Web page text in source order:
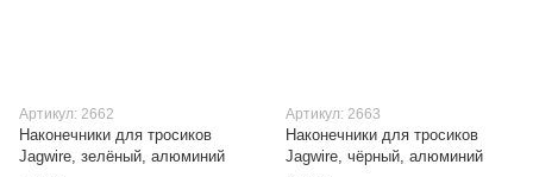
Артикул: 2662
Наконечники для тросиков
Jagwire, зелёный, алюминий
Артикул: 2663
Наконечники для тросиков
Jagwire, чёрный, алюминий